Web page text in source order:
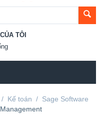
TÔI
/ Kế toán / Sage Software